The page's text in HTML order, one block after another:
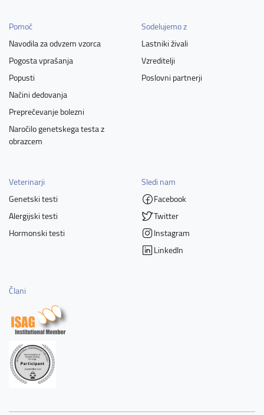
Pomoč
Navodila za odvzem vzorca
Pogosta vprašanja
Popusti
Načini dedovanja
Preprečevanje bolezni
Naročilo genetskega testa z
obrazcem
Sodelujemo z
Lastniki živali
Vzreditelji
Poslovni partnerji
Veterinarji
Genetski testi
Alergijski testi
Hormonski testi
Sledi nam
Facebook
Twitter
Instagram
LinkedIn
Člani